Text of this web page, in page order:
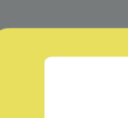
多く利用はしない
がら仕事をした